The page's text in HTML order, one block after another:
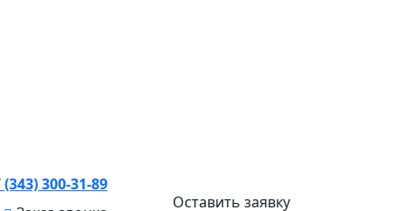
(343) 300-31-89
Оставить заявку